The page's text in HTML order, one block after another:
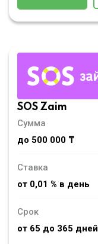
SOS Zaim
Сумма
до 500 000 ₸
Ставка
от 0,01 % в день
Срок
от 65 до 365 дней